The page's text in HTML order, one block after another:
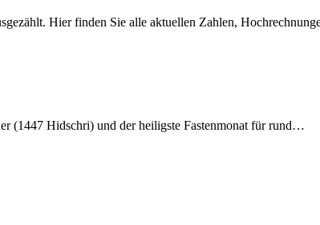
Hier finden Sie alle aktuellen Zahlen,
(1447 Hidschri) und der heiligste Fastenmonat für rund…